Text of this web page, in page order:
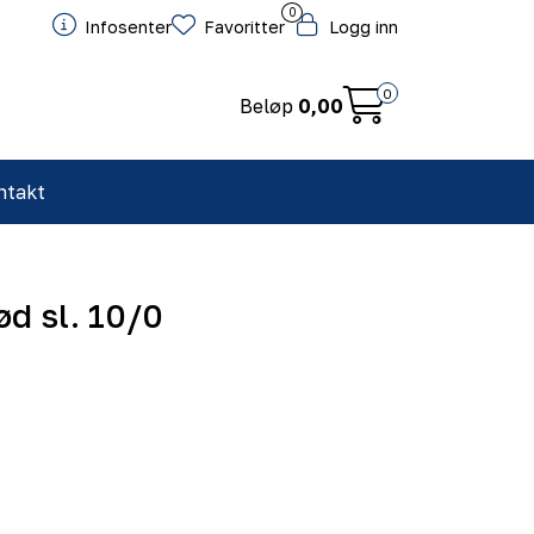
Infosenter
0
Favoritter Logg inn
Beløp 0,00
0
sl. 10/0